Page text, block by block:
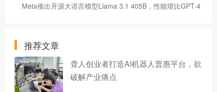
Meta推出开源大语言模型Llama 3.1 405B，性能堪比GPT-4
推荐文章
聋人创业者打造AI机器人普惠平台，欲
破解产业痛点